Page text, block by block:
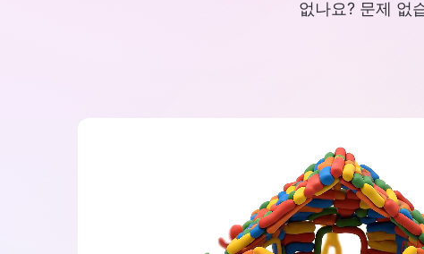
없나요? 문제 없